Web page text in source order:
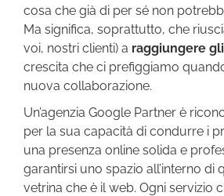
cosa che già di per sé non
Ma significa, soprattutto, che
voi, nostri clienti) a raggiungere
crescita che ci prefiggiamo
nuova collaborazione.
Un’agenzia Google Partner è
per la sua capacità di condurre i
una presenza online solida e
garantirsi uno spazio all’interno di
vetrina che è il web. Ogni servizio